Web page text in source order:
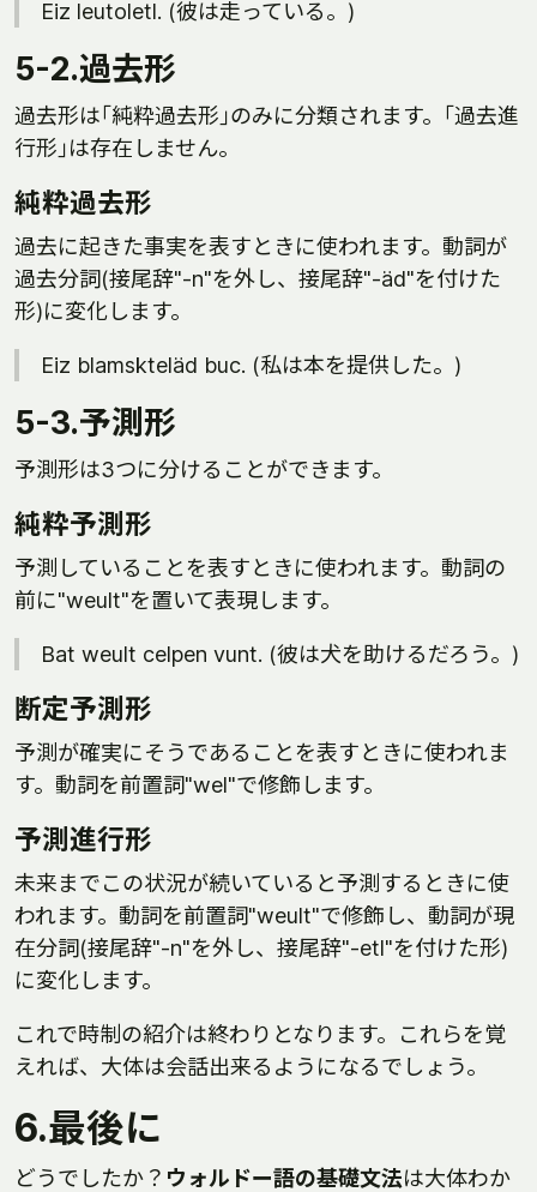
Eiz leutoletl. (彼は走っている。)
5-2.過去形
過去形は｢純粋過去形｣のみに分類されます。｢過去進
行形｣は存在しません。
純粋過去形
過去に起きた事実を表すときに使われます。動詞が
過去分詞(接尾辞"-n"を外し、接尾辞"-äd"を付けた
形)に変化します。
Eiz blamskteläd buc. (私は本を提供した。)
5-3.予測形
予測形は3つに分けることができます。
純粋予測形
予測していることを表すときに使われます。動詞の
前に"weult"を置いて表現します。
Bat weult celpen vunt. (彼は犬を助けるだろう。)
断定予測形
予測が確実にそうであることを表すときに使われま
す。動詞を前置詞"wel"で修飾します。
予測進行形
未来までこの状況が続いていると予測するときに使
われます。動詞を前置詞"weult"で修飾し、動詞が現
在分詞(接尾辞"-n"を外し、接尾辞"-etl"を付けた形)
に変化します。
これで時制の紹介は終わりとなります。これらを覚
えれば、大体は会話出来るようになるでしょう。
6.最後に
どうでしたか？ ウォルドー語の基礎文法は大体わか